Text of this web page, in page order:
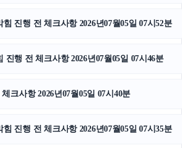
이혼변호사
힘 진행 전 체크사항 2026년07월05일 07시52분
진행 전 체크사항 2026년07월05일 07시46분
크사항 2026년07월05일 07시40분
힘 진행 전 체크사항 2026년07월05일 07시35분